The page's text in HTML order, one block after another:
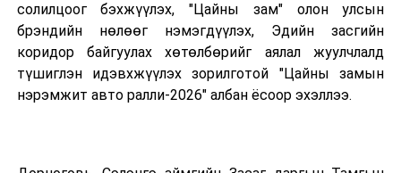
солилцоог бэхжүүлэх, "Цайны зам" олон улсын
брэндийн нөлөөг нэмэгдүүлэх, Эдийн засгийн
коридор байгуулах хөтөлбөрийг аялал жуулчлалд
түшиглэн идэвхжүүлэх зорилготой "Цайны замын
нэрэмжит авто ралли-2026" албан ёсоор эхэллээ.